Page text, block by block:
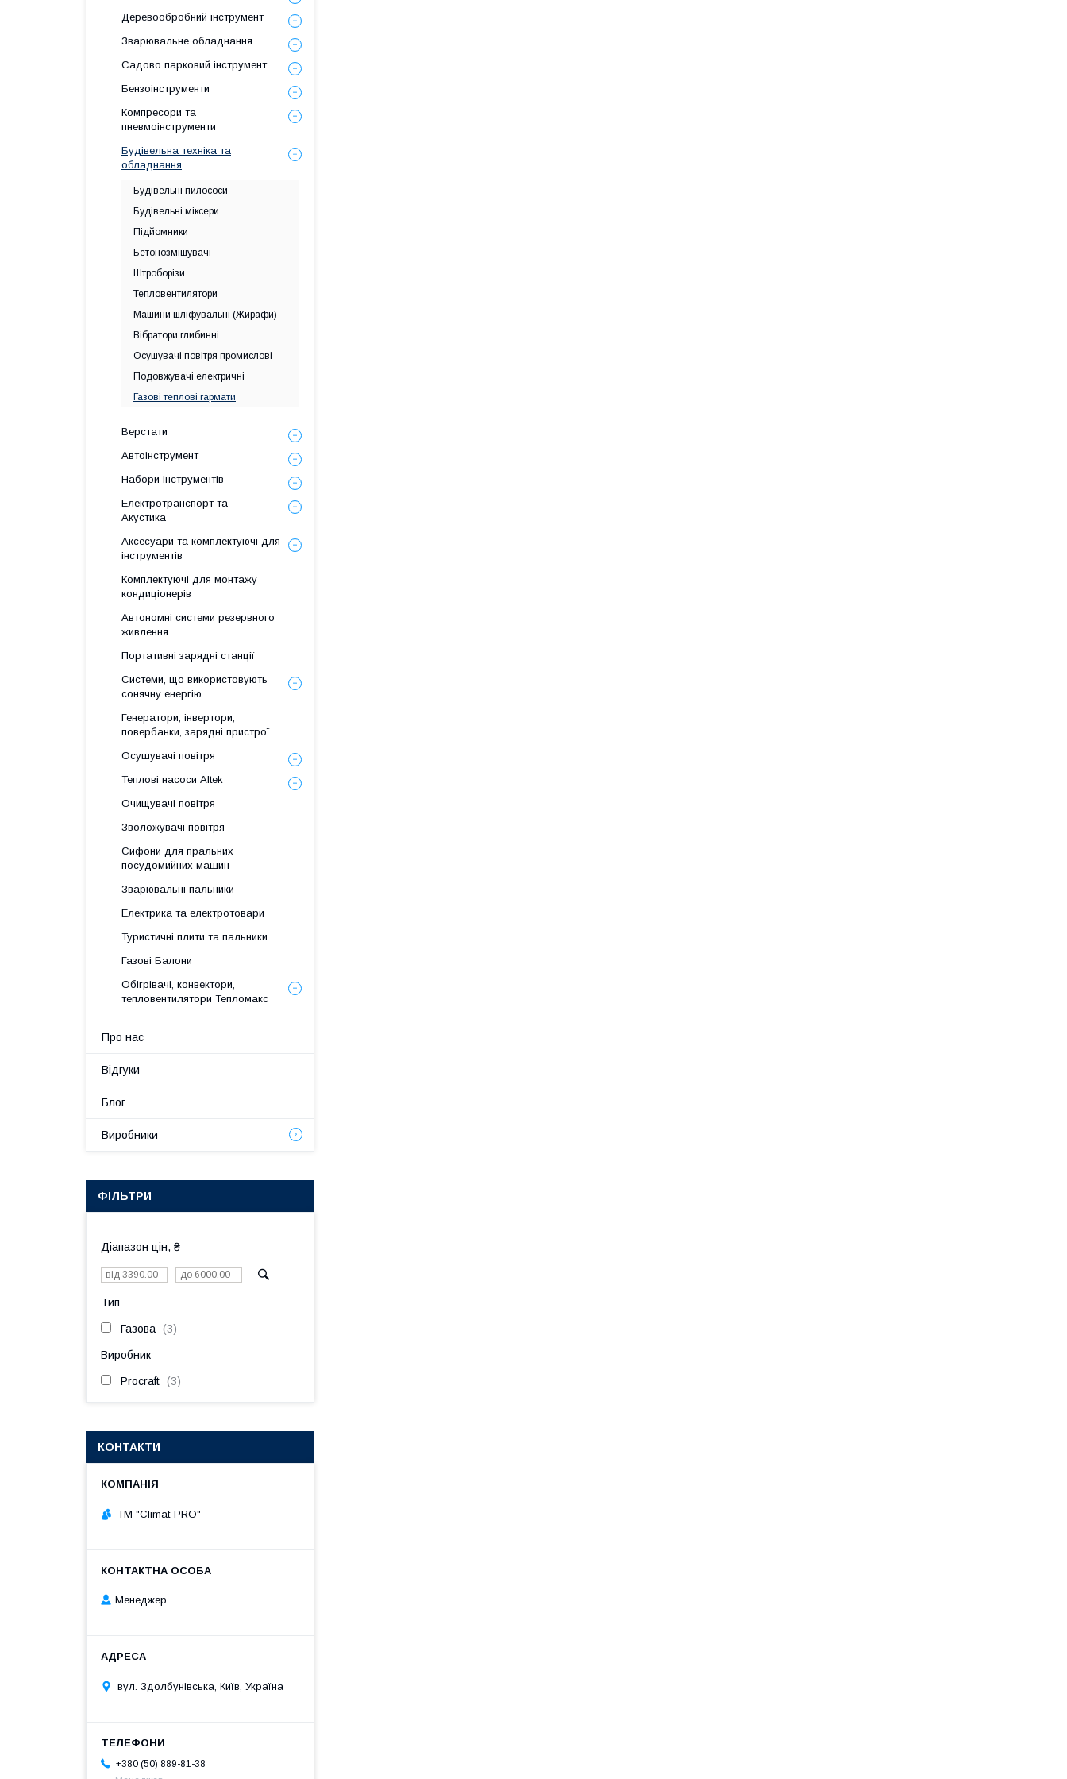
Деревообробний інструмент
Зварювальне обладнання
Садово парковий інструмент
Бензоінструменти
Компресори та
пневмоінструменти
Будівельна техніка та
обладнання
Будівельні пилососи
Будівельні міксери
Підйомники
Бетонозмішувачі
Штроборізи
Тепловентилятори
Машини шліфувальні (Жирафи)
Вібратори глибинні
Осушувачі повітря промислові
Подовжувачі електричні
Газові теплові гармати
Верстати
Автоінструмент
Набори інструментів
Електротранспорт та
Акустика
Аксесуари та комплектуючі для
інструментів
Комплектуючі для монтажу
кондиціонерів
Автономні системи резервного
живлення
Портативні зарядні станції
Системи, що використовують
сонячну енергію
Генератори, інвертори,
повербанки, зарядні пристрої
Осушувачі повітря
Теплові насоси Altek
Очищувачі повітря
Зволожувачі повітря
Сифони для пральних
посудомийних машин
Зварювальні пальники
Електрика та електротовари
Туристичні плити та пальники
Газові Балони
Обігрівачі, конвектори,
тепловентилятори Тепломакс
Про нас
Відгуки
Блог
Виробники
ФІЛЬТРИ
Діапазон цін, ₴
Тип
Газова 3
Виробник
Procraft 3
КОНТАКТИ
ТМ "Climat-PRO"
Менеджер
вул. Здолбунівська, Київ, Україна
+380 (50) 889-81-38